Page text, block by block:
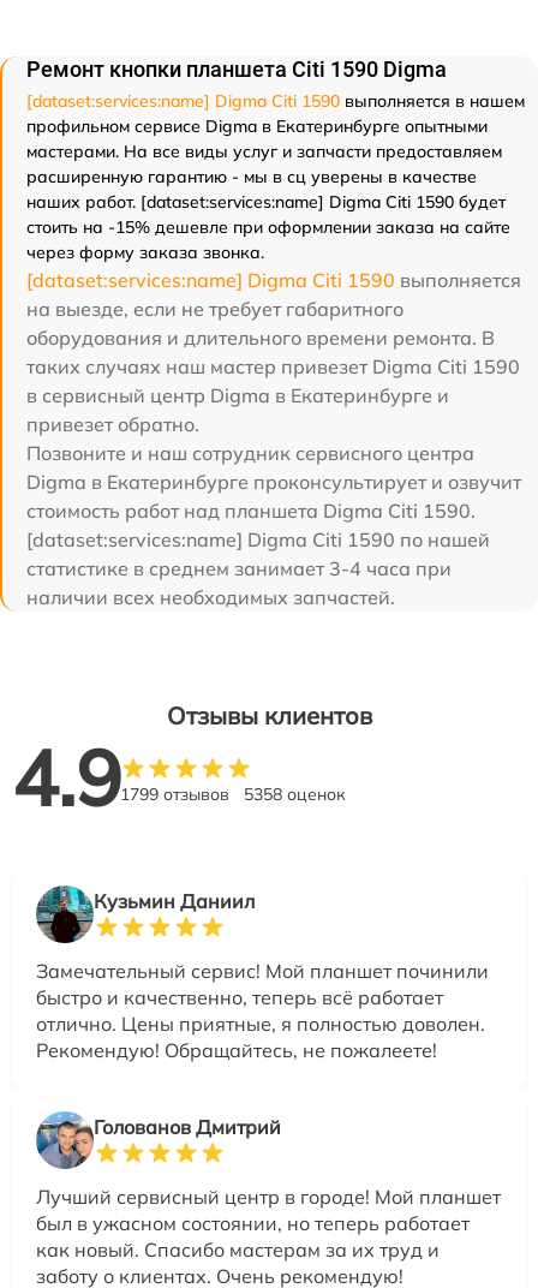
Ремонт кнопки планшета Citi 1590 Digma
[dataset:services:name] Digma Citi 1590 выполняется в нашем
профильном сервисе Digma в Екатеринбурге опытными
мастерами. На все виды услуг и запчасти предоставляем
расширенную гарантию - мы в сц уверены в качестве
наших работ. [dataset:services:name] Digma Citi 1590 будет
стоить на -15% дешевле при оформлении заказа на сайте
через форму заказа звонка.
[dataset:services:name] Digma Citi 1590 выполняется
на выезде, если не требует габаритного
оборудования и длительного времени ремонта. В
таких случаях наш мастер привезет Digma Citi 1590
в сервисный центр Digma в Екатеринбурге и
привезет обратно.
Позвоните и наш сотрудник сервисного центра
Digma в Екатеринбурге проконсультирует и озвучит
стоимость работ над планшета Digma Citi 1590.
[dataset:services:name] Digma Citi 1590 по нашей
статистике в среднем занимает 3-4 часа при
наличии всех необходимых запчастей.
Отзывы клиентов
4.91799 отзывов 5358 оценок
Кузьмин Даниил
Замечательный сервис! Мой планшет починили
быстро и качественно, теперь всё работает
отлично. Цены приятные, я полностью доволен.
Рекомендую! Обращайтесь, не пожалеете!
Голованов Дмитрий
Лучший сервисный центр в городе! Мой планшет
был в ужасном состоянии, но теперь работает
как новый. Спасибо мастерам за их труд и
заботу о клиентах. Очень рекомендую!